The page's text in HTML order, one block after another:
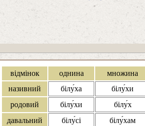
відмінок однина
множина
називний
білу́ха
білу́хи
родовий
білу́хи
білу́х
давальний
білу́сі
білу́хам